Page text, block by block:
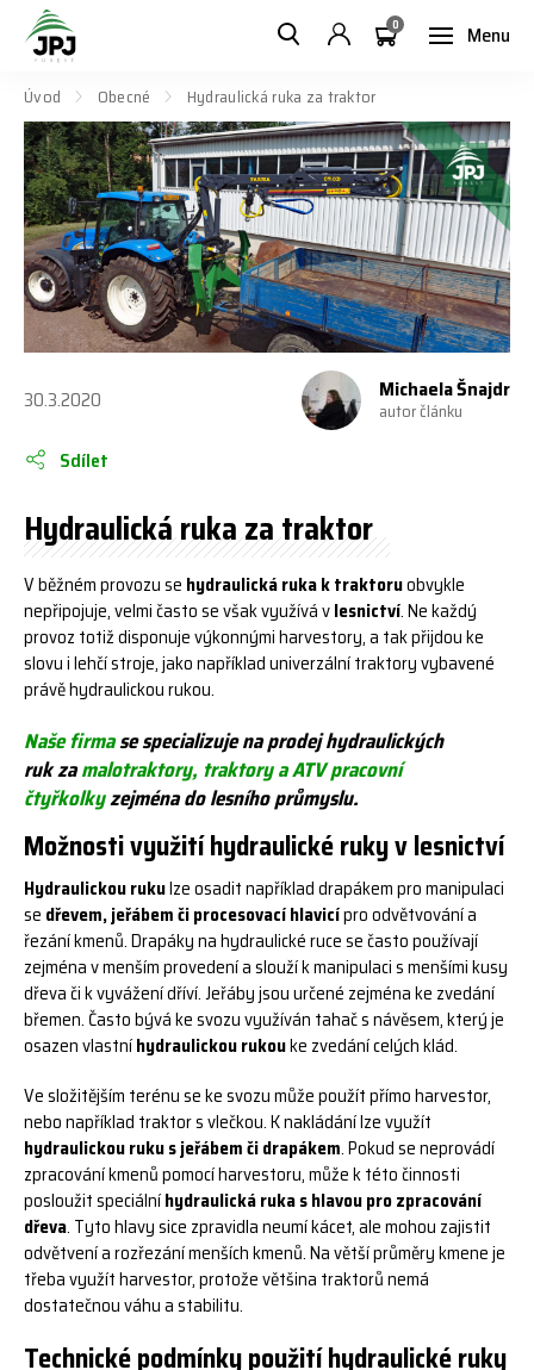
Menu
0
Úvod Obecné Hydraulická ruka za traktor
30.3.2020
Sdílet
Michaela Šnajdr
autor článku
Hydraulická ruka za traktor
V běžném provozu se hydraulická ruka k traktoruobvykle
nepřipojuje, velmi často se však využívá vlesnictví. Ne každý
provoz totiž disponuje výkonnými harvestory, a tak přijdou ke
slovu i lehčí stroje, jako například univerzální traktory vybavené
právě hydraulickou rukou.
Naše firmase specializuje na prodejhydraulických
rukzamalotraktory, traktory a ATV pracovní
čtyřkolkyzejména do lesního průmyslu.
Možnosti využití hydraulické ruky v lesnictví
Hydraulickou rukulze osadit například drapákem pro manipulaci
se dřevem, jeřábem či procesovací hlavicípro odvětvování a
řezání kmenů. Drapáky na hydraulické ruce se často používají
zejména v menším provedení a slouží k manipulaci s menšími kusy
dřeva či k vyvážení dříví. Jeřáby jsou určené zejména ke zvedání
břemen. Často bývá ke svozu využíván tahač s návěsem, který je
osazen vlastníhydraulickou rukouke zvedání celých klád.
Ve složitějším terénu se ke svozu může použít přímo harvestor,
nebo například traktor s vlečkou. K nakládání lze využít
hydraulickou ruku s jeřábem či drapákem. Pokud se neprovádí
zpracování kmenů pomocí harvestoru, může k této činnosti
posloužit speciálníhydraulická ruka s hlavou pro zpracování
dřeva. Tyto hlavy sice zpravidla neumí kácet, ale mohou zajistit
odvětvení a rozřezání menších kmenů. Na větší průměry kmene je
třeba využít harvestor, protože většina traktorů nemá
dostatečnou váhu a stabilitu.
Technické podmínky použití hydraulické ruky